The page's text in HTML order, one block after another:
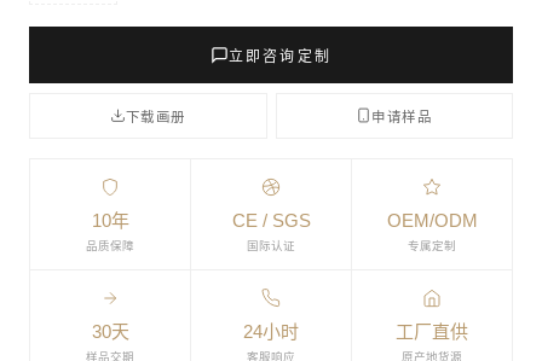
立即咨询定制
下载画册 申请样品
10年
品质保障
CE / SGS
国际认证
OEM/ODM
专属定制
30天
样品交期
24小时
客服响应
工厂直供
原产地货源